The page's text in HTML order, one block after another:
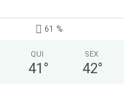
61 %
QUI
41 °
SEX
42°